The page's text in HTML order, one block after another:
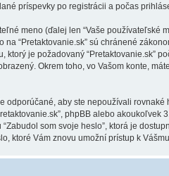
príspevky po registrácii a počas
meno (ďalej len “Vaše používateľské
“Pretaktovanie.sk” sú chránené
je požadovaný “Pretaktovanie.sk”
Okrem toho, vo Vašom konte,
aby ste nepoužívali
phpBB alebo
som svoje heslo”, ktorá je
ktoré Vám znovu umožní prístup k